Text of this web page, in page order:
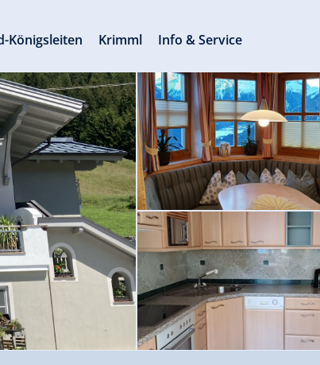
Königsleiten Krimml Info & Service